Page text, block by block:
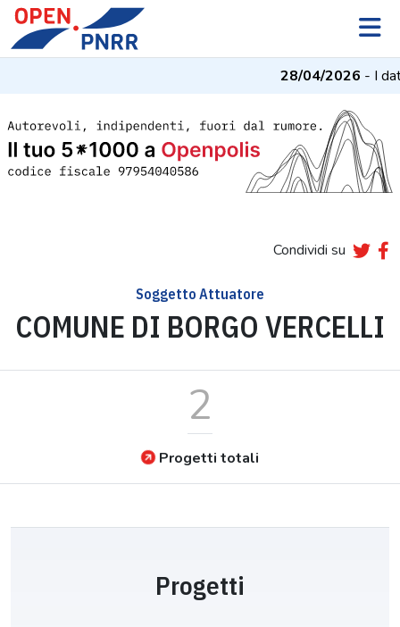
28/04/2026- I
Condividi su
Soggetto Attuatore
COMUNE DI BORGO VERCELLI
2
Progetti totali
Progetti